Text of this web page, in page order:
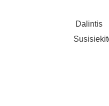
Dalintis